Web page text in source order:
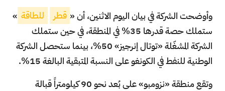
وأوضحت الشركة في بيان اليوم الاثنين، أن « قطر للطاقة »
ستملك حصة قدرها 35% في المنطقة، في حين ستملك
الشركة المشغّلة «توتال إنرجيز» 50%، بينما ستحصل الشركة
الوطنية للنفط في الكونغو على النسبة المتبقية البالغة 15%.
وتقع منطقة «نزومبو» على بُعد نحو 90 كيلومتراً قبالة